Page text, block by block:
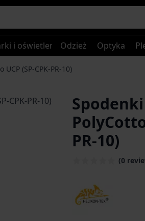
i oświetlenieOdzież Optyka
(SP-CPK-PR-10)
Spodenki
PR-10)
(0